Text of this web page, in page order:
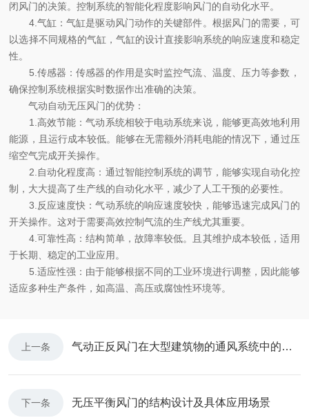
闭风门的决策。控制系统的智能化程度影响风门的自动化水平。
4.气缸：气缸是驱动风门动作的关键部件。根据风门的需要，可
以选择不同规格的气缸，气缸的设计直接影响系统的响应速度和稳定
性。
5.传感器：传感器的作用是实时监控气流、温度、压力等参数，
确保控制系统根据实时数据作出准确的决策。
气动自动无压风门的优势：
1.高效节能：气动系统相较于电动系统来说，能够更高效地利用
能源，且运行成本较低。能够在无需额外消耗电能的情况下，通过压
缩空气完成开关操作。
2.自动化程度高：通过智能控制系统的调节，能够实现自动化控
制，大大提高了生产线的自动化水平，减少了人工干预的必要性。
3.反应速度快：气动系统的响应速度较快，能够迅速完成风门的
开关操作。这对于需要高效控制气流的生产线尤其重要。
4.可靠性高：结构简单，故障率较低。且其维护成本较低，适用
于长期、稳定的工业应用。
5.适应性强：由于能够根据不同的工业环境进行调整，因此能够
适应多种生产条件，如高温、高压或腐蚀性环境等。
上一条 气动正反风门在大型建筑物的通风系统中的应用
下一条 无压平衡风门的结构设计及具体应用场景